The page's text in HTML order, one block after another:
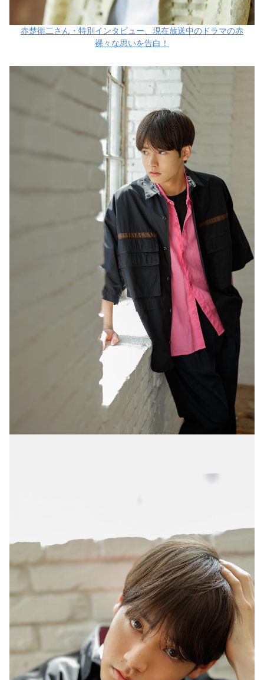
赤楚衛二さん・特別インタビュー、現在放送中のドラマの赤
裸々な思いを告白！